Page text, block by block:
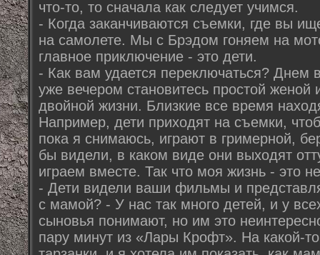
что-то, то сначала как следует учимся.
- Когда заканчиваются съемки, где вы
на самолете. Мы с Брэдом гоняем на
главное приключение - это дети.
- Как вам удается переключаться? Днем
уже вечером становитесь простой
двойной жизни. Близкие все время
Например, дети приходят на съемки,
пока я снимаюсь, играют в гримерной,
бы видели, в каком виде они выходят
играем вместе. Так что моя жизнь - это
- Дети видели ваши фильмы и
с мамой? - У нас так много детей, и у
сыновья понимают, но им это
пару минут из «Лары Крофт». На какой-